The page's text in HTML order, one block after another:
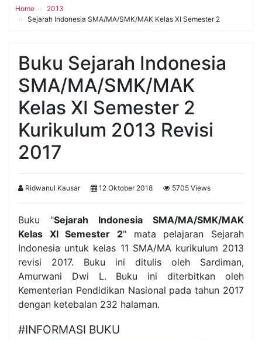
Home
2013
Sejarah Indonesia SMA/MA/SMK/MAK Kelas XI Semester 2
Buku Sejarah Indonesia
SMA/MA/SMK/MAK
Kelas XI Semester 2
Kurikulum 2013 Revisi
2017
Ridwanul Kausar 12 Oktober 2018 5705 Views
Buku "Sejarah Indonesia SMA/MA/SMK/MAK
Kelas XI Semester 2" mata pelajaran Sejarah
Indonesia untuk kelas 11 SMA/MA kurikulum 2013
revisi 2017. Buku ini ditulis oleh Sardiman,
Amurwani Dwi L. Buku ini diterbitkan oleh
Kementerian Pendidikan Nasional pada tahun 2017
dengan ketebalan 232 halaman.
#INFORMASI BUKU